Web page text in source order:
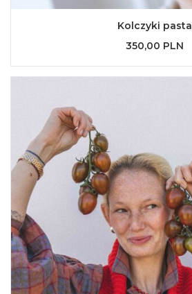
Kolczyki pasta
350,00 PLN